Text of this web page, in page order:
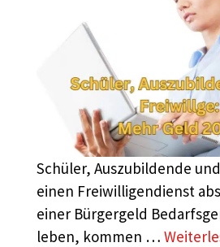
Schüler, Auszubildende
einen Freiwilligendienst
einer Bürgergeld
leben, kommen …